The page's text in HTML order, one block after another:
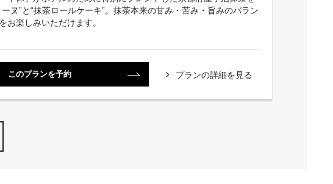
ヌ”と“抹茶ロールケーキ”。抹茶本来の甘み・苦み・旨みのバラン
お楽しみいただけます。
このプランを予約 プランの詳細を見る